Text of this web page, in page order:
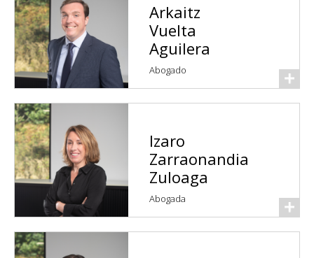
Arkaitz
Vuelta
Aguilera
Abogado
Izaro
Zarraonandia
Zuloaga
Abogada